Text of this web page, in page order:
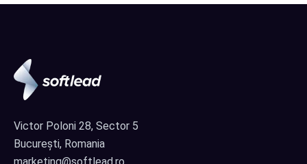
Victor Poloni 28, Sector 5
București, Romania